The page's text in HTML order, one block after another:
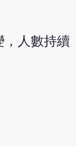
，人數持續